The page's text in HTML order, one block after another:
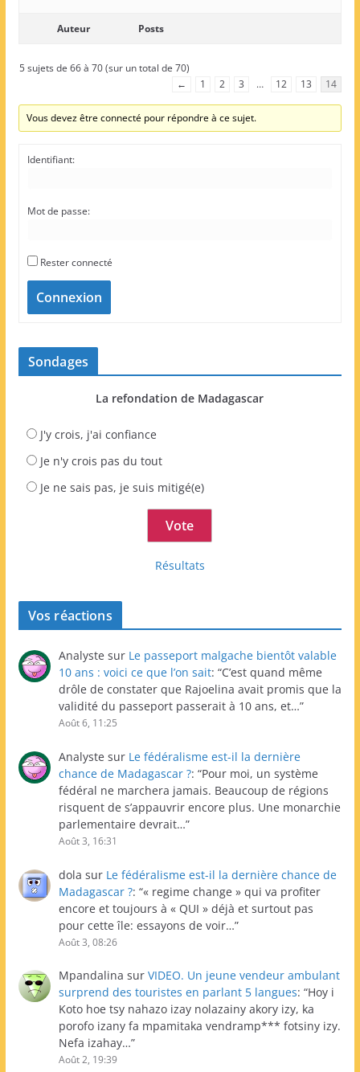
Auteur Posts
5 sujets de 66 à 70 (sur un total de 70)
←
1 2 3 … 12 13 14
Vous devez être connecté pour répondre à ce sujet.
Identifiant:
Mot de passe:
Rester connecté
Connexion
Sondages
La refondation de Madagascar
J'y crois, j'ai confiance
Je n'y crois pas du tout
Je ne sais pas, je suis mitigé(e)
Résultats
Vos réactions
Analyste sur Le passeport malgache bientôt valable
10 ans : voici ce que l’on sait: “C’est quand même
drôle de constater que Rajoelina avait promis que la
validité du passeport passerait à 10 ans, et…”
Août 6, 11:25
Analyste sur Le fédéralisme est-il la dernière
chance de Madagascar ?: “Pour moi, un système
fédéral ne marchera jamais. Beaucoup de régions
risquent de s’appauvrir encore plus. Une monarchie
parlementaire devrait…”
Août 3, 16:31
dola sur Le fédéralisme est-il la dernière chance de
Madagascar ?: “« regime change » qui va profiter
encore et toujours à « QUI » déjà et surtout pas
pour cette île: essayons de voir…”
Août 3, 08:26
Mpandalina sur VIDEO. Un jeune vendeur ambulant
surprend des touristes en parlant 5 langues: “Hoy i
Koto hoe tsy nahazo izay nolazainy akory izy, ka
porofo izany fa mpamitaka vendramp*** fotsiny izy.
Nefa izahay…”
Août 2, 19:39